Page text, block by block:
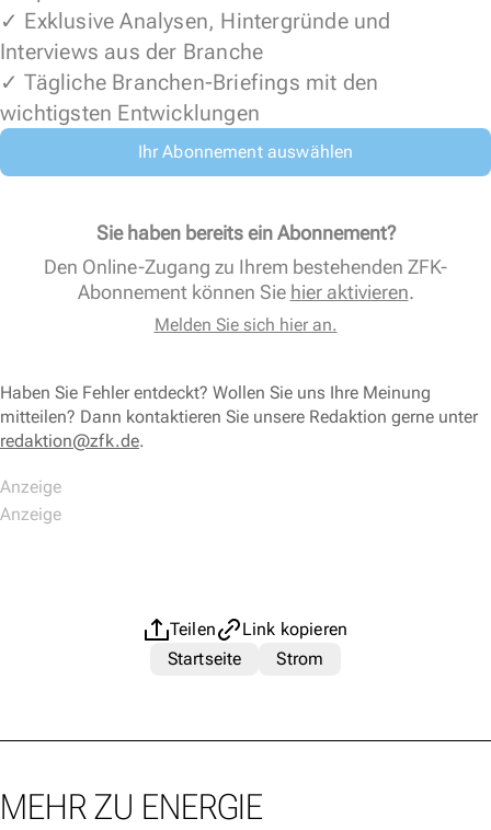
✓ Exklusive Analysen, Hintergründe und
Interviews aus der Branche
✓ Tägliche Branchen-Briefings mit den
wichtigsten Entwicklungen
Ihr Abonnement auswählen
Sie haben bereits ein Abonnement?
Den Online-Zugang zu Ihrem bestehenden ZFK-
Abonnement können Sie hier aktivieren.
Melden Sie sich hier an.
Haben Sie Fehler entdeckt? Wollen Sie uns Ihre Meinung
mitteilen? Dann kontaktieren Sie unsere Redaktion gerne unter
redaktion@zfk.de.
Teilen
Link kopieren
Startseite
Strom
MEHR ZU ENERGIE